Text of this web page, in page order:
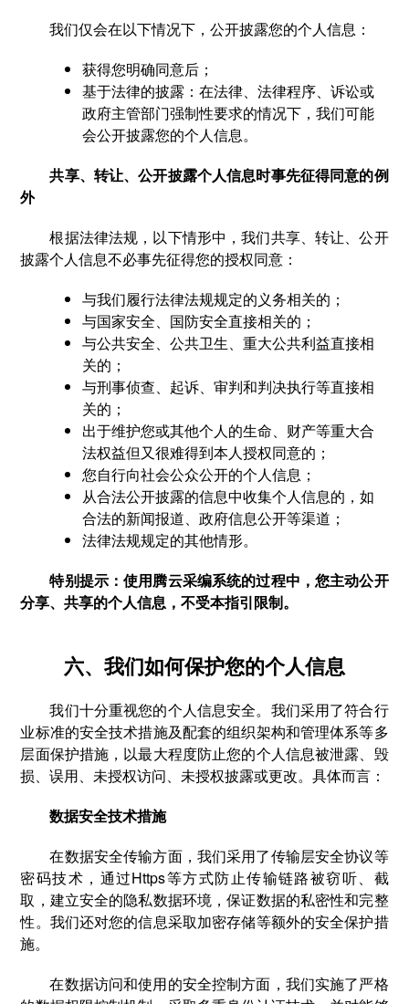
我们仅会在以下情况下，公开披露您的个人信息：
获得您明确同意后；
基于法律的披露：在法律、法律程序、诉讼或
政府主管部门强制性要求的情况下，我们可能
会公开披露您的个人信息。
共享、转让、公开披露个人信息时事先征得同意的例
外
根据法律法规，以下情形中，我们共享、转让、公开
披露个人信息不必事先征得您的授权同意：
与我们履行法律法规规定的义务相关的；
与国家安全、国防安全直接相关的；
与公共安全、公共卫生、重大公共利益直接相
关的；
与刑事侦查、起诉、审判和判决执行等直接相
关的；
出于维护您或其他个人的生命、财产等重大合
法权益但又很难得到本人授权同意的；
您自行向社会公众公开的个人信息；
从合法公开披露的信息中收集个人信息的，如
合法的新闻报道、政府信息公开等渠道；
法律法规规定的其他情形。
特别提示：使用腾云采编系统的过程中，您主动公开
分享、共享的个人信息，不受本指引限制。
六、我们如何保护您的个人信息
我们十分重视您的个人信息安全。我们采用了符合行
业标准的安全技术措施及配套的组织架构和管理体系等多
层面保护措施，以最大程度防止您的个人信息被泄露、毁
损、误用、未授权访问、未授权披露或更改。具体而言：
数据安全技术措施
在数据安全传输方面，我们采用了传输层安全协议等
密码技术，通过Https等方式防止传输链路被窃听、截
取，建立安全的隐私数据环境，保证数据的私密性和完整
性。我们还对您的信息采取加密存储等额外的安全保护措
施。
在数据访问和使用的安全控制方面，我们实施了严格